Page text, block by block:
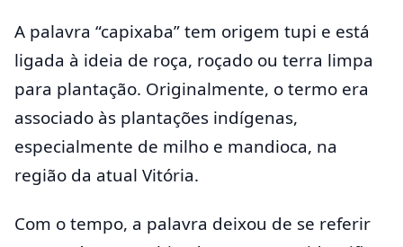
A palavra “capixaba” tem origem tupi e está
ligada à ideia de roça, roçado ou terra limpa
para plantação. Originalmente, o termo era
associado às plantações indígenas,
especialmente de milho e mandioca, na
região da atual Vitória.
Com o tempo, a palavra deixou de se referir